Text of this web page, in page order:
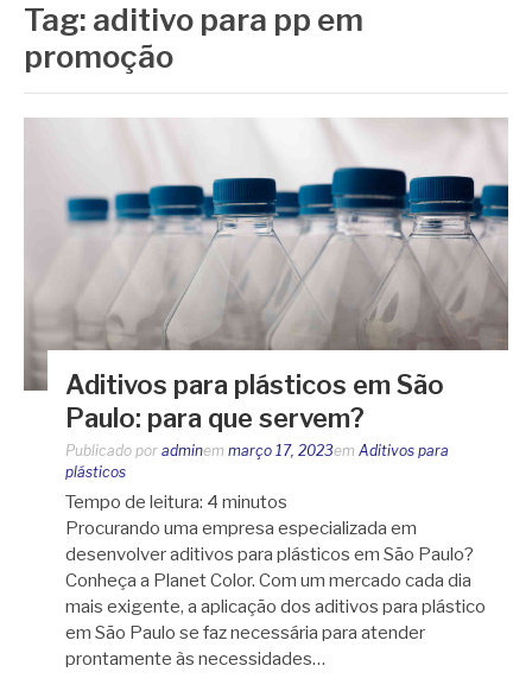
Tag: aditivo para pp em
promoção
Aditivos para plásticos em São
Paulo: para que servem?
Publicado por adminem março 17, 2023em Aditivos para
plásticos
Tempo de leitura: 4 minutos
Procurando uma empresa especializada em
desenvolver aditivos para plásticos em São Paulo?
Conheça a Planet Color. Com um mercado cada dia
mais exigente, a aplicação dos aditivos para plástico
em São Paulo se faz necessária para atender
prontamente às necessidades…